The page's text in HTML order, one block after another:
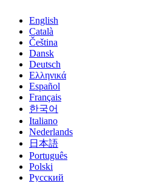
English
Català
Čeština
Dansk
Deutsch
Ελληνικά
Español
Français
한국어
Italiano
Nederlands
日本語
Português
Polski
Русский